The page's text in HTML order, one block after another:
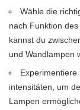
Wähle die
nach Funktion
kannst du
und Wandlampen
intensitäten, um
Lampen